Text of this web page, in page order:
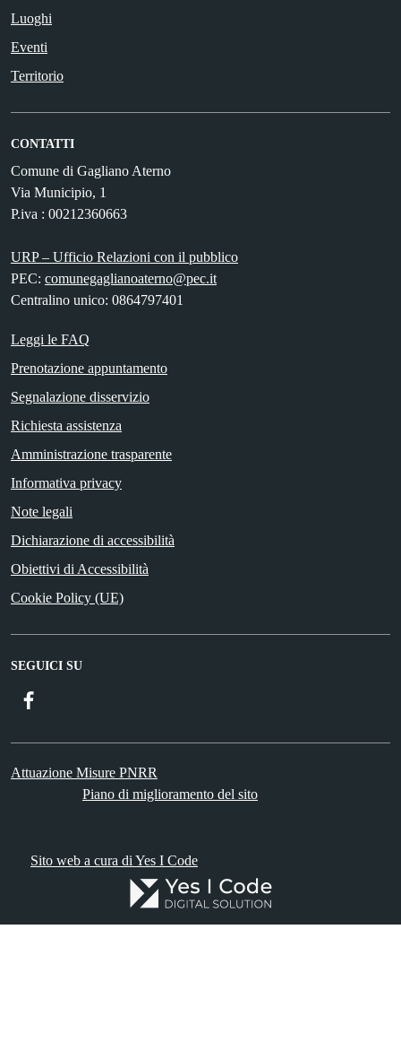
Luoghi
Eventi
Territorio
CONTATTI
Comune di Gagliano Aterno
Via Municipio, 1
P.iva : 00212360663
URP – Ufficio Relazioni con il pubblico
PEC: comunegaglianoaterno@pec.it
Centralino unico: 0864797401
Leggi le FAQ
Prenotazione appuntamento
Segnalazione disservizio
Richiesta assistenza
Amministrazione trasparente
Informativa privacy
Note legali
Dichiarazione di accessibilità
Obiettivi di Accessibilità
Cookie Policy (UE)
SEGUICI SU
Attuazione Misure PNRR
Piano di miglioramento del sito
Sito web a cura di Yes I Code